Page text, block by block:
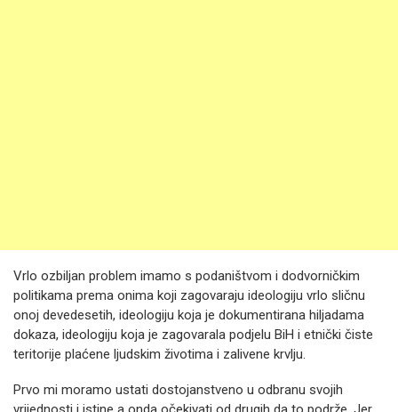
Vrlo ozbiljan problem imamo s podaništvom i dodvorničkim
politikama prema onima koji zagovaraju ideologiju vrlo sličnu
onoj devedesetih, ideologiju koja je dokumentirana hiljadama
dokaza, ideologiju koja je zagovarala podjelu BiH i etnički čiste
teritorije plaćene ljudskim životima i zalivene krvlju.
Prvo mi moramo ustati dostojanstveno u odbranu svojih